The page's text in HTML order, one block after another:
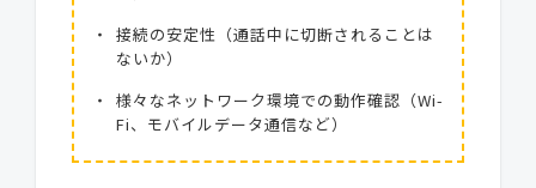
接続の安定性（通話中に切断されることは
ないか）
様々なネットワーク環境での動作確認（Wi-
Fi、モバイルデータ通信など）